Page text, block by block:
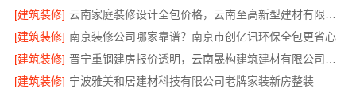
[建筑装修]
[建筑装修] 南京装修公司哪家靠谱？南京市创亿讯环保全包更省心
[建筑装修]
[建筑装修] 宁波雅美和居建材科技有限公司老牌家装新房整装